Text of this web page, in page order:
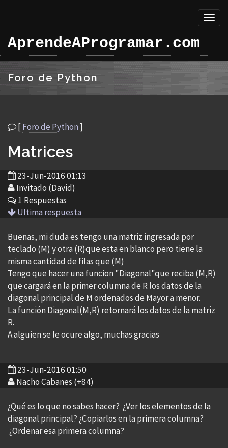
AprendeAProgramar.com
Foro de Python
[Foro de Python]
Matrices
23-Jun-2016 01:13
Invitado (David)
1 Respuestas
Ultima respuesta
Buenas, mi duda es tengo una matriz ingresada por
teclado (M) y otra (R)que esta en blanco pero tiene la
misma cantidad de filas que (M)
Tengo que hacer una funcion "Diagonal"que reciba (M,R)
que cargará en la primer columna de R los datos de la
diagonal principal de M ordenados de Mayor a menor.
La función Diagonal(M,R) retornará los datos de la matriz
R.
A alguien se le ocure algo, muchas gracias
23-Jun-2016 01:50
Nacho Cabanes (+84)
¿Qué es lo que no sabes hacer? ¿Ver los elementos de la
diagonal principal? ¿Copiarlos en la primera columna?
¿Ordenar esa primera columna?